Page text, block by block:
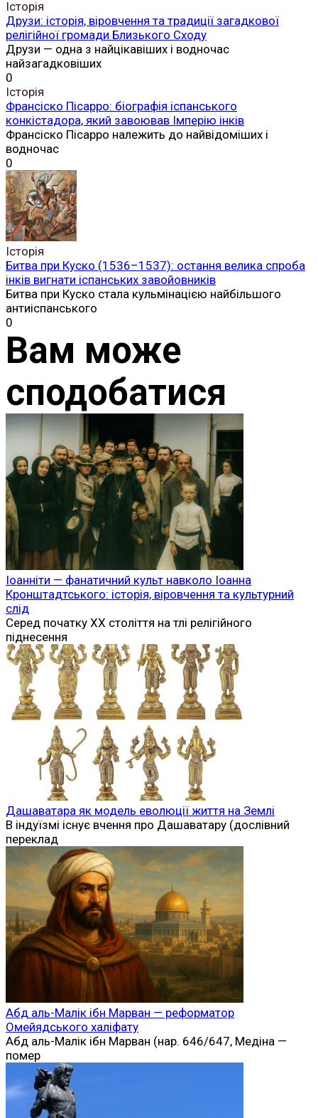
Історія
Друзи: історія, віровчення та традиції загадкової
релігійної громади Близького Сходу
Друзи — одна з найцікавіших і водночас
найзагадковіших
0
Історія
Франсіско Пісарро: біографія іспанського
конкістадора, який завоював Імперію інків
Франсіско Пісарро належить до найвідоміших і
водночас
0
Історія
Битва при Куско (1536–1537): остання велика спроба
інків вигнати іспанських завойовників
Битва при Куско стала кульмінацією найбільшого
антиіспанського
0
Вам може
сподобатися
Іоанніти — фанатичний культ навколо Іоанна
Кронштадтського: історія, віровчення та культурний
слід
Серед початку XX століття на тлі релігійного
піднесення
Дашаватара як модель еволюції життя на Землі
В індуїзмі існує вчення про Дашаватару (дослівний
переклад
Абд аль-Малік ібн Марван — реформатор
Омейядського халіфату
Абд аль-Малік ібн Марван (нар. 646/647, Медіна —
помер